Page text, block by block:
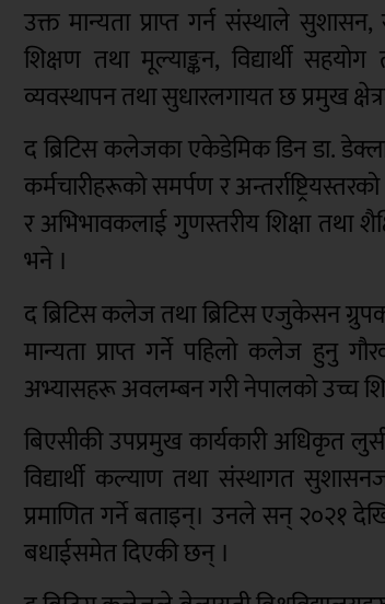
उक्त मान्यता प्राप्त गर्न संस्थाले
शिक्षण तथा मूल्याङ्कन, विद्यार्थी
व्यवस्थापन तथा सुधारलगायत छ प्रमुख
द ब्रिटिस कलेजका एकेडेमिक डिन डा.
कर्मचारीहरूको समर्पण र
र अभिभावकलाई गुणस्तरीय शिक्षा तथा
भने ।
द ब्रिटिस कलेज तथा ब्रिटिस एजुकेसन
मान्यता प्राप्त गर्ने पहिलो कलेज हुनु
अभ्यासहरू अवलम्बन गरी नेपालको उच्च
बिएसीकी उपप्रमुख कार्यकारी अधिकृत
विद्यार्थी कल्याण तथा संस्थागत
प्रमाणित गर्ने बताइन्। उनले सन् २०२१
बधाईसमेत दिएकी छन् ।